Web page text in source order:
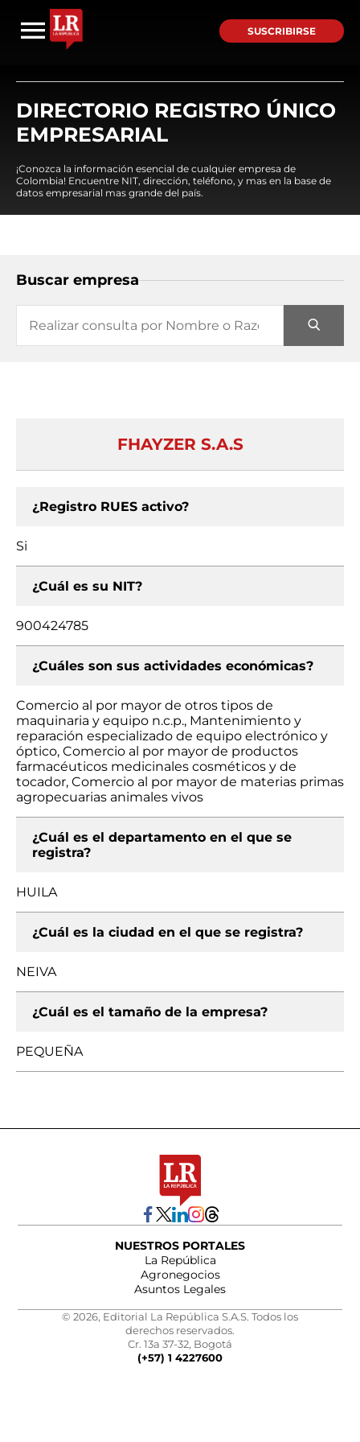
SUSCRIBIRSE
DIRECTORIO REGISTRO ÚNICO
EMPRESARIAL
¡Conozca la información esencial de cualquier empresa de
Colombia! Encuentre NIT, dirección, teléfono, y mas en la base de
datos empresarial mas grande del país.
Buscar empresa
FHAYZER S.A.S
¿Registro RUES activo?
Si
¿Cuál es su NIT?
900424785
¿Cuáles son sus actividades económicas?
Comercio al por mayor de otros tipos de
maquinaria y equipo n.c.p., Mantenimiento y
reparación especializado de equipo electrónico y
óptico, Comercio al por mayor de productos
farmacéuticos medicinales cosméticos y de
tocador, Comercio al por mayor de materias primas
agropecuarias animales vivos
¿Cuál es el departamento en el que se
registra?
HUILA
¿Cuál es la ciudad en el que se registra?
NEIVA
¿Cuál es el tamaño de la empresa?
PEQUEÑA
NUESTROS PORTALES
La República
Agronegocios
Asuntos Legales
© 2026, Editorial La República S.A.S. Todos los
derechos reservados.
Cr. 13a 37-32, Bogotá
(+57) 1 4227600